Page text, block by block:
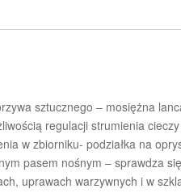
sztucznego – mosiężna
regulacji strumienia
w zbiorniku- podziałka na
pasem nośnym – sprawdza
uprawach warzywnych i w